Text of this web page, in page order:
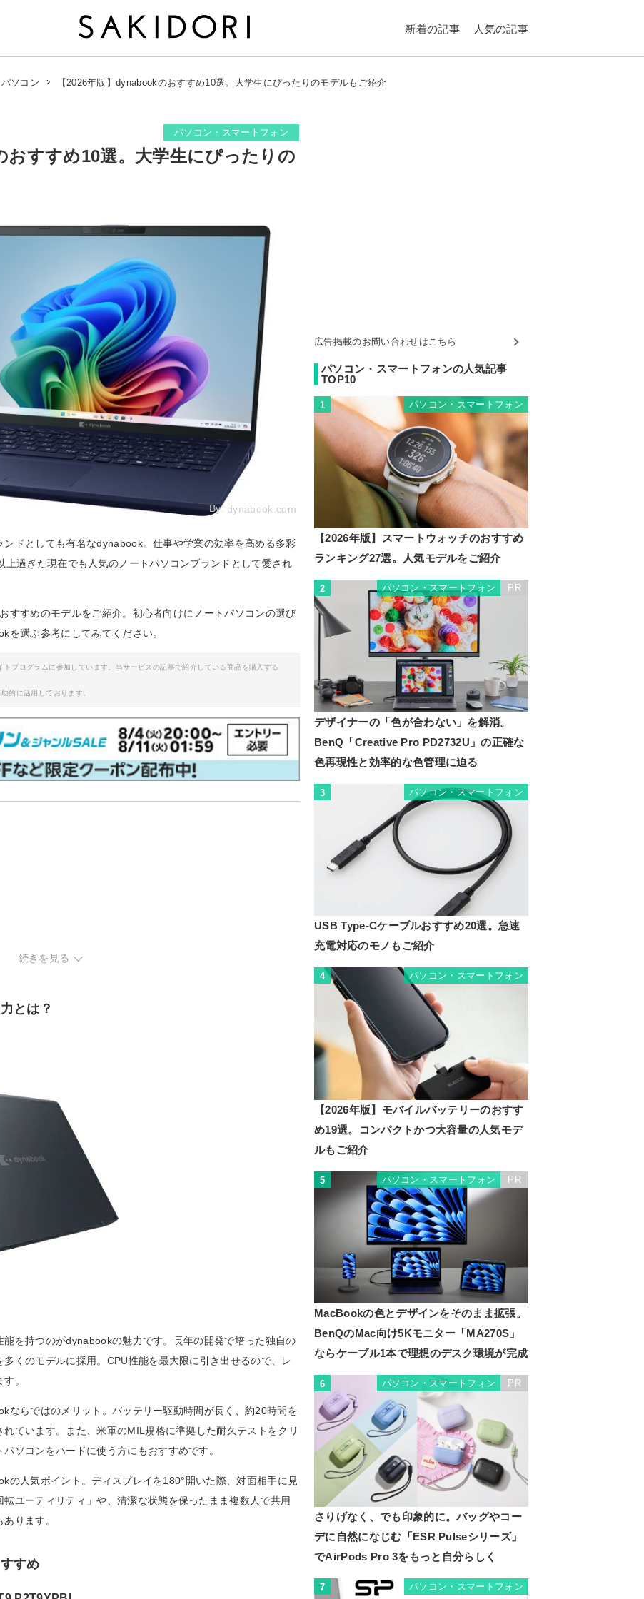
新着の記事 人気の記事
パソコン 【2026年版】dynabookのおすすめ10選。大学生にぴったりのモデルもご紹介
パソコン・スマートフォン
おすすめ10選。大学生にぴったりの
By: dynabook.com
ドとしても有名なdynabook。仕事や学業の効率を高める多彩
過ぎた現在でも人気のノートパソコンブランドとして愛され
すすめのモデルをご紹介。初心者向けにノートパソコンの選び
を選ぶ参考にしてみてください。
プログラムに参加しています。当サービスの記事で紹介している商品を購入する
的に活用しております。
続きを見る
とは？
を持つのがdynabookの魅力です。長年の開発で培った独自の
くのモデルに採用。CPU性能を最大限に引き出せるので、レ
。
ならではのメリット。バッテリー駆動時間が長く、約20時間を
ています。また、米軍のMIL規格に準拠した耐久テストをクリ
ソコンをハードに使う方にもおすすめです。
の人気ポイント。ディスプレイを180°開いた際、対面相手に見
ユーティリティ」や、清潔な状態を保ったまま複数人で共用
ります。
すめ
広告掲載のお問い合わせはこちら
パソコン・スマートフォンの人気記事
TOP10
1 パソコン・スマートフォン
【2026年版】スマートウォッチのおすすめ
ランキング27選。人気モデルをご紹介
2 パソコン・スマートフォン PR
デザイナーの「色が合わない」を解消。
BenQ「Creative Pro PD2732U」の正確な
色再現性と効率的な色管理に迫る
3 パソコン・スマートフォン
USB Type-Cケーブルおすすめ20選。急速
充電対応のモノもご紹介
4 パソコン・スマートフォン
【2026年版】モバイルバッテリーのおすす
め19選。コンパクトかつ大容量の人気モデ
ルもご紹介
5 パソコン・スマートフォン PR
MacBookの色とデザインをそのまま拡張。
BenQのMac向け5Kモニター「MA270S」
ならケーブル1本で理想のデスク環境が完成
6 パソコン・スマートフォン PR
さりげなく、でも印象的に。バッグやコー
デに自然になじむ「ESR Pulseシリーズ」
でAirPods Pro 3をもっと自分らしく
7 パソコン・スマートフォン